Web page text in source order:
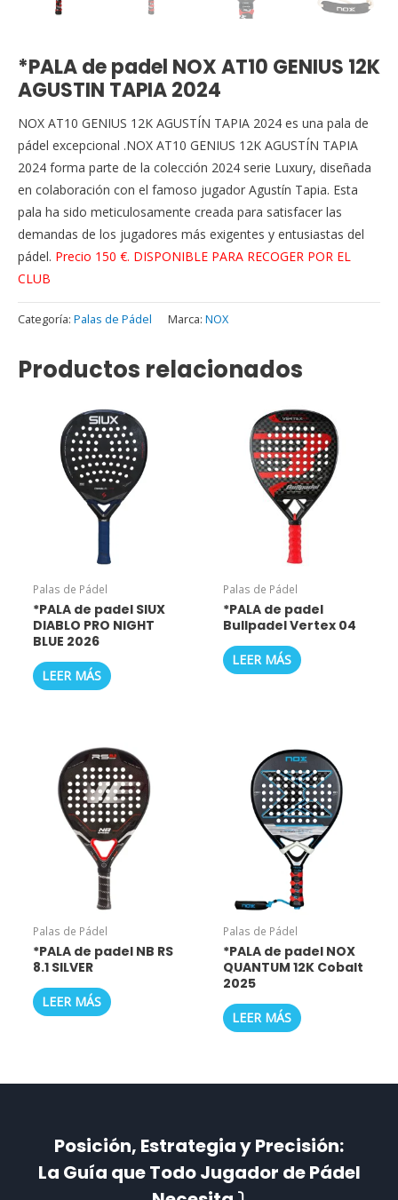
*PALA de padel NOX AT10 GENIUS 12K
AGUSTIN TAPIA 2024
NOX AT10 GENIUS 12K AGUSTÍN TAPIA 2024 es una pala de
pádel excepcional .NOX AT10 GENIUS 12K AGUSTÍN TAPIA
2024 forma parte de la colección 2024 serie Luxury, diseñada
en colaboración con el famoso jugador Agustín Tapia. Esta
pala ha sido meticulosamente creada para satisfacer las
demandas de los jugadores más exigentes y entusiastas del
pádel. Precio 150 €. DISPONIBLE PARA RECOGER POR EL
CLUB
Categoría: Palas de Pádel Marca: NOX
Productos relacionados
Palas de Pádel
*PALA de padel SIUX
DIABLO PRO NIGHT
BLUE 2026
LEER MÁS
Palas de Pádel
*PALA de padel
Bullpadel Vertex 04
LEER MÁS
Palas de Pádel
*PALA de padel NB RS
8.1 SILVER
LEER MÁS
Palas de Pádel
*PALA de padel NOX
QUANTUM 12K Cobalt
2025
LEER MÁS
Posición, Estrategia y Precisión:
La Guía que Todo Jugador de Pádel